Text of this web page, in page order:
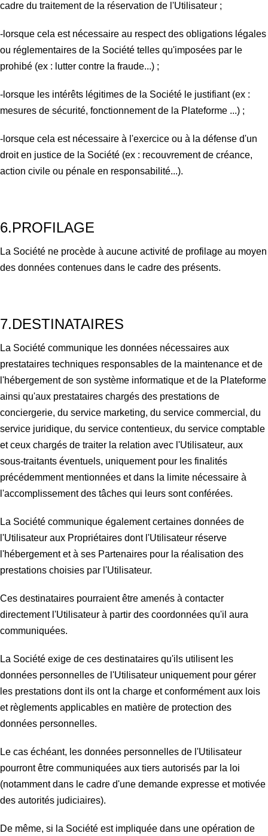
cadre du traitement de la réservation de l'Utilisateur ;
-lorsque cela est nécessaire au respect des obligations légales
ou réglementaires de la Société telles qu'imposées par le
prohibé (ex : lutter contre la fraude...) ;
-lorsque les intérêts légitimes de la Société le justifiant (ex :
mesures de sécurité, fonctionnement de la Plateforme ...) ;
-lorsque cela est nécessaire à l'exercice ou à la défense d'un
droit en justice de la Société (ex : recouvrement de créance,
action civile ou pénale en responsabilité...).
6.PROFILAGE
La Société ne procède à aucune activité de profilage au moyen
des données contenues dans le cadre des présents.
7.DESTINATAIRES
La Société communique les données nécessaires aux
prestataires techniques responsables de la maintenance et de
l'hébergement de son système informatique et de la Plateforme
ainsi qu'aux prestataires chargés des prestations de
conciergerie, du service marketing, du service commercial, du
service juridique, du service contentieux, du service comptable
et ceux chargés de traiter la relation avec l'Utilisateur, aux
sous-traitants éventuels, uniquement pour les finalités
précédemment mentionnées et dans la limite nécessaire à
l'accomplissement des tâches qui leurs sont conférées.
La Société communique également certaines données de
l'Utilisateur aux Propriétaires dont l'Utilisateur réserve
l'hébergement et à ses Partenaires pour la réalisation des
prestations choisies par l'Utilisateur.
Ces destinataires pourraient être amenés à contacter
directement l'Utilisateur à partir des coordonnées qu'il aura
communiquées.
La Société exige de ces destinataires qu'ils utilisent les
données personnelles de l'Utilisateur uniquement pour gérer
les prestations dont ils ont la charge et conformément aux lois
et règlements applicables en matière de protection des
données personnelles.
Le cas échéant, les données personnelles de l'Utilisateur
pourront être communiquées aux tiers autorisés par la loi
(notamment dans le cadre d'une demande expresse et motivée
des autorités judiciaires).
De même, si la Société est impliquée dans une opération de